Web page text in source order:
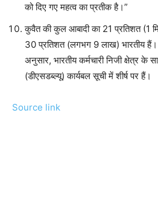
को दिए गए महत्व का प्रतीक है।”
कुवैत की कुल आबादी का 21 प्रतिशत (1
30 प्रतिशत (लगभग 9 लाख) भारतीय हैं।
अनुसार, भारतीय कर्मचारी निजी क्षेत्र के
(डीएसडब्ल्यू) कार्यबल सूची में शीर्ष पर हैं।
Source link